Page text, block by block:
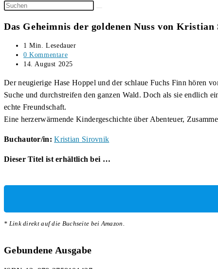
Diese
durchsuchen
Das Geheimnis der goldenen Nuss von
Lesedauer:
1 Min. Lesedauer
Beitrags-
Kommentare:
0 Kommentare
Beitrag
14. August 2025
Der neugierige Hase Hoppel und der schlaue Fuchs Finn hören
Suche und durchstreifen den ganzen Wald. Doch als sie endlich
echte Freundschaft.
Eine herzerwärmende Kindergeschichte über Abenteuer,
Buchautor/in:Kristian Sirovnik
Dieser Titel ist erhältlich bei …
* Link direkt auf die Buchseite bei Amazon.
Gebundene Ausgabe